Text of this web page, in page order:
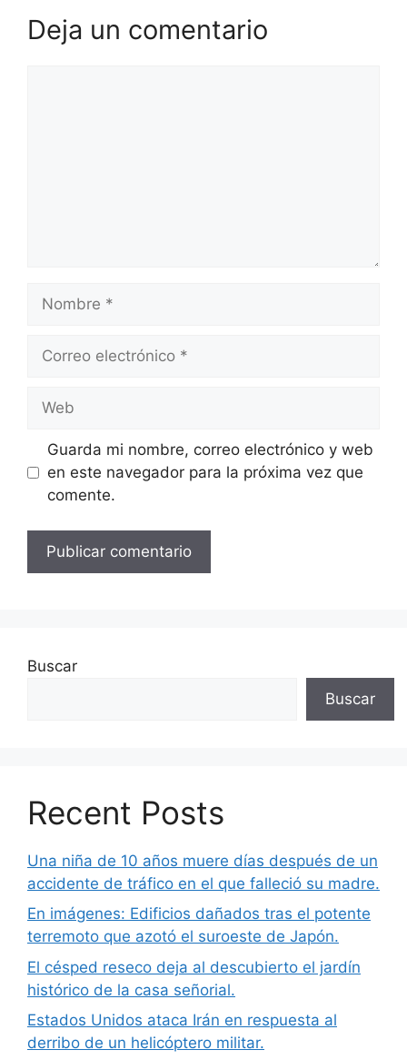
Deja un comentario
Nombre
Correo
Web
Guarda mi nombre, correo electrónico y web
en este navegador para la próxima vez que
comente.
Buscar
Buscar
Recent Posts
Una niña de 10 años muere días después de un
accidente de tráfico en el que falleció su madre.
En imágenes: Edificios dañados tras el potente
terremoto que azotó el suroeste de Japón.
El césped reseco deja al descubierto el jardín
histórico de la casa señorial.
Estados Unidos ataca Irán en respuesta al
derribo de un helicóptero militar.